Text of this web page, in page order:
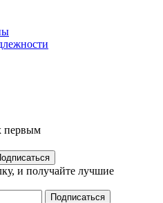
первым
и получайте лучшие